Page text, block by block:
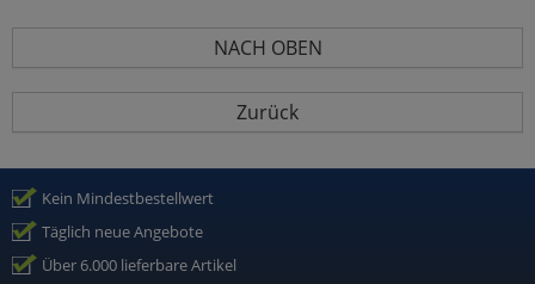
NACH OBEN
Zurück
Kein Mindestbestellwert
Täglich neue Angebote
Über 6.000 lieferbare Artikel